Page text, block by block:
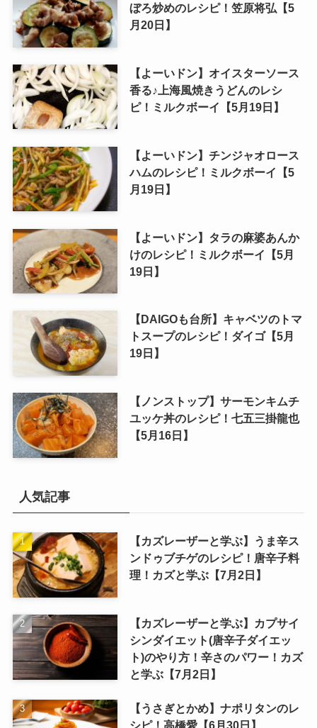
ぼろ炒めのレシピ！笠原将弘【5
月20日】
【よーいドン】オイスターソース
香る♪上海風焼きうどんのレシ
ピ！ミルクボーイ【5月19日】
【よーいドン】チンジャオロース
ハムのレシピ！ミルクボーイ【5
月19日】
【よーいドン】タラの麻婆あんか
けのレシピ！ミルクボーイ【5月
19日】
【DAIGOも台所】キャベツのトマ
トスープのレシピ！ダイゴ【5月
19日】
【ノンストップ】サーモンキムチ
ユッケ丼のレシピ！七五三掛龍也
【5月16日】
人気記事
【カズレーザーと学ぶ】うま辛ス
ンドゥブチゲのレシピ！唐辛子料
理！カズと学ぶ【7月2日】
【カズレーザーと学ぶ】カプサイ
シンダイエット(唐辛子ダイエッ
ト)のやり方！辛さのパワー！カズ
と学ぶ【7月2日】
【うさぎとかめ】ナポリタンのレ
シピ！高橋愛【6月30日】